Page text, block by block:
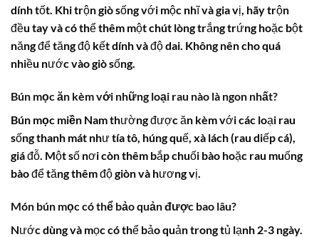
dính tốt. Khi trộn giò sống với mộc nhĩ và gia vị, hãy trộn
đều tay và có thể thêm một chút lòng trắng trứng hoặc bột
năng để tăng độ kết dính và độ dai. Không nên cho quá
nhiều nước vào giò sống.
Bún mọc ăn kèm với những loại rau nào là ngon nhất?
Bún mọc miền Namthường được ăn kèm với các loại rau
sống thanh mát như tía tô, húng quế, xà lách (rau diếp cá),
giá đỗ. Một số nơi còn thêm bắp chuối bào hoặc rau muống
bào để tăng thêm độ giòn và hương vị.
Món bún mọc có thể bảo quản được bao lâu?
Nước dùng và mọc có thể bảo quản trong tủ lạnh 2-3 ngày.